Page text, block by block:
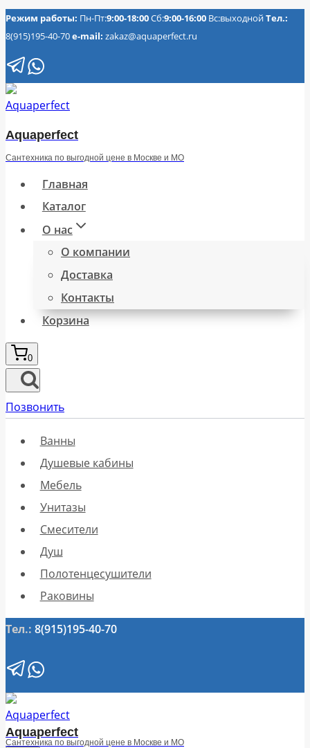
Перейти
к
содержимому
Режим работы: Пн-Пт:9:00-18:00Сб:9:00-16:00 Вс:выходнойТел.:
8(915)195-40-70e-mail: zakaz@aquaperfect.ru
Aquaperfect
Сантехника по выгодной цене в Москве и МО
Главная
Каталог
О нас
О компании
Доставка
Контакты
Корзина
0
Позвонить
Ванны
Душевые кабины
Мебель
Унитазы
Смесители
Душ
Полотенцесушители
Раковины
Тел.: 8(915)195-40-70
Aquaperfect
Сантехника по выгодной цене в Москве и МО